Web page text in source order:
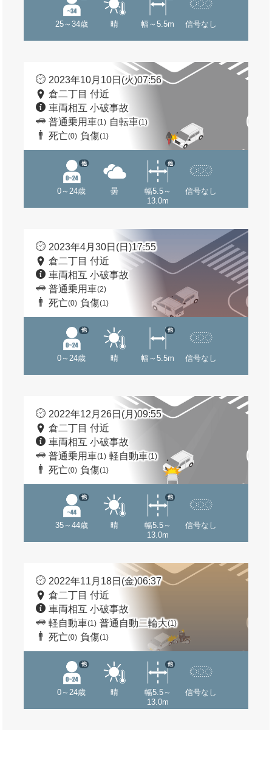
25～34歳 晴 幅～5.5m 信号なし
2023年10月10日(火)07:56
倉二丁目 付近
車両相互 小破事故
普通乗用車(1) 自転車(1)
死亡(0) 負傷(1)
0～24歳
他
曇
幅5.5～
13.0m
他
信号なし
2023年4月30日(日)17:55
倉二丁目 付近
車両相互 小破事故
普通乗用車(2)
死亡(0) 負傷(1)
0～24歳
他
晴 幅～5.5m
他
信号なし
2022年12月26日(月)09:55
倉二丁目 付近
車両相互 小破事故
普通乗用車(1) 軽自動車(1)
死亡(0) 負傷(1)
35～44歳
他
晴
幅5.5～
13.0m
他
信号なし
2022年11月18日(金)06:37
倉二丁目 付近
車両相互 小破事故
軽自動車(1) 普通自動二輪大(1)
死亡(0) 負傷(1)
0～24歳
他
晴
幅5.5～
13.0m
他
信号なし